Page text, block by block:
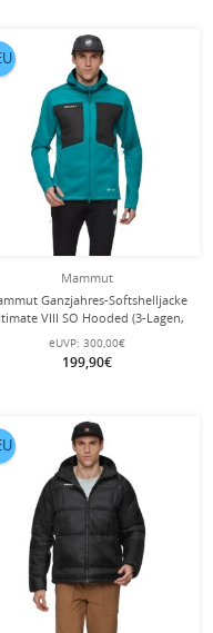
Mammut
Ganzjahres-Softshelljacke
VIII SO Hooded (3-Lagen,
tealblau/schwarz Herren
eUVP: 300,00€
199,90€